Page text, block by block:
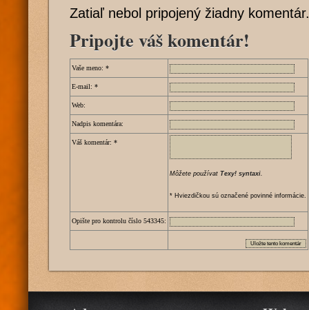
Zatiaľ nebol pripojený žiadny
Pripojte váš komentár!
Vaše meno: *
E-mail: *
Web:
Nadpis komentára:
Váš komentár: *
Môžete používat Texy! syntaxi.
* Hviezdičkou sú označené povinné informácie.
Opište pro kontrolu číslo 543345: